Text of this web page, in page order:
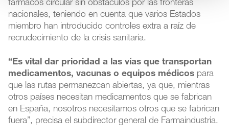
fármacos circular sin obstáculos por las fronteras
nacionales, teniendo en cuenta que varios Estados
miembro han introducido controles extra a raíz de
recrudecimiento de la crisis sanitaria.
“Es vital dar prioridad a las vías que transportan
medicamentos, vacunas o equipos médicos para
que las rutas permanezcan abiertas, ya que, mientras
otros países necesitan medicamentos que se fabrican
en España, nosotros necesitamos otros que se fabrican
fuera”, precisa el subdirector general de Farmaindustria.